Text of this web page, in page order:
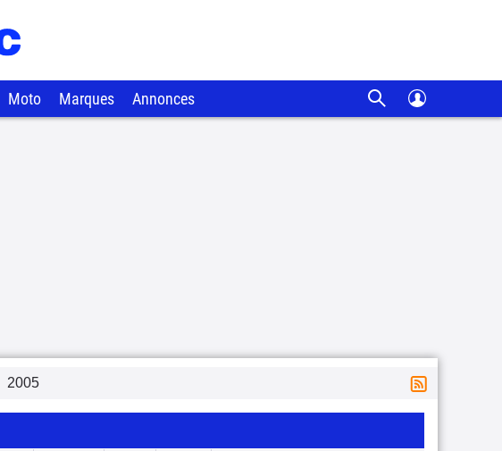
Moto Marques Annonces
2005